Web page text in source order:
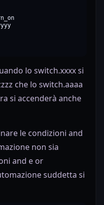
lo switch.xxxx si
che lo switch.aaaa
si accenderà anche
le condizioni and
non sia
and e or
suddetta si